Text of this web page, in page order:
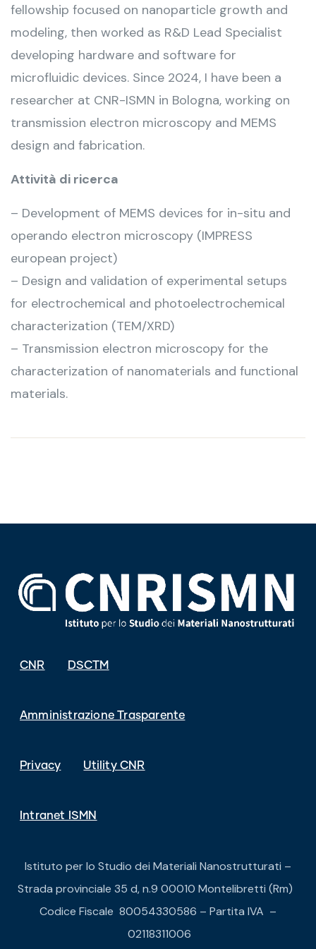
fellowship focused on nanoparticle growth and
modeling, then worked as R&D Lead Specialist
developing hardware and software for
microfluidic devices. Since 2024, I have been a
researcher at CNR-ISMN in Bologna, working on
transmission electron microscopy and MEMS
design and fabrication.
Attività di ricerca
– Development of MEMS devices for in-situ and
operando electron microscopy (IMPRESS
european project)
– Design and validation of experimental setups
for electrochemical and photoelectrochemical
characterization (TEM/XRD)
– Transmission electron microscopy for the
characterization of nanomaterials and functional
materials.
CNR DSCTM
Amministrazione Trasparente
Privacy Utility CNR
Intranet ISMN
Istituto per lo Studio dei Materiali Nanostrutturati –
Strada provinciale 35 d, n.9 00010 Montelibretti (Rm)
Codice Fiscale 80054330586 – Partita IVA –
02118311006